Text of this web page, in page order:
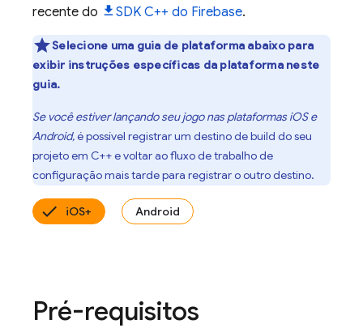
recente do
SDK C++ do Firebase.
Selecione uma guia de plataforma abaixo para
exibir instruções específicas da plataforma neste
guia.
Se você estiver lançando seu jogo nas plataformas iOS e
Android,é possível registrar um destino de build do seu
projeto em C++ e voltar ao fluxo de trabalho de
configuração mais tarde para registrar o outro destino.
iOS+ Android
Pré-requisitos